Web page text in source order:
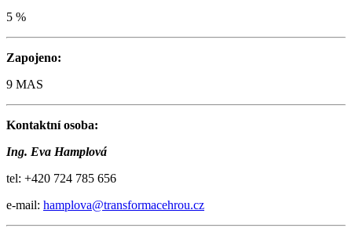
5 %
Zapojeno:
9 MAS
Kontaktní osoba:
Ing. Eva Hamplová
tel: +420 724 785 656
e-mail: hamplova@transformacehrou.cz